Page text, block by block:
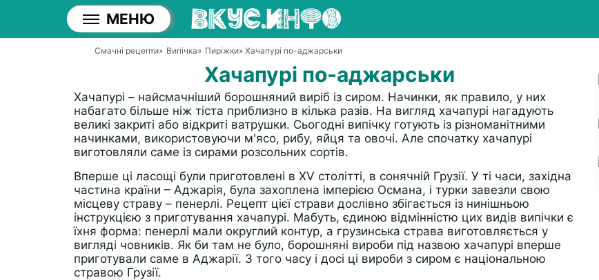
МЕНЮ
Смачні рецепти» Випічка» Пиріжки» Хачапурі по-аджарськи
Хачапурі по-аджарськи
Хачапурі – найсмачніший борошняний виріб із сиром. Начинки, як правило, у них
набагато більше ніж тіста приблизно в кілька разів. На вигляд хачапурі нагадують
великі закриті або відкриті ватрушки. Сьогодні випічку готують із різноманітними
начинками, використовуючи м'ясо, рибу, яйця та овочі. Але спочатку хачапурі
виготовляли саме із сирами розсольних сортів.
Вперше ці ласощі були приготовлені в XV столітті, в сонячній Грузії. У ті часи, західна
частина країни – Аджарія, була захоплена імперією Османа, і турки завезли свою
місцеву страву – пенерлі. Рецепт цієї страви дослівно збігається із нинішньою
інструкцією з приготування хачапурі. Мабуть, єдиною відмінністю цих видів випічки є
їхня форма: пенерлі мали округлий контур, а грузинська страва виготовляється у
вигляді човників. Як би там не було, борошняні вироби під назвою хачапурі вперше
приготували саме в Аджарії. З того часу і досі ці вироби з сиром є національною
стравою Грузії.